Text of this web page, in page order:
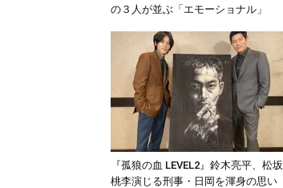
の３人が並ぶ「エモーショナル」
『孤狼の血 LEVEL2』鈴木亮平、松坂
桃李演じる刑事・日岡を渾身の思い